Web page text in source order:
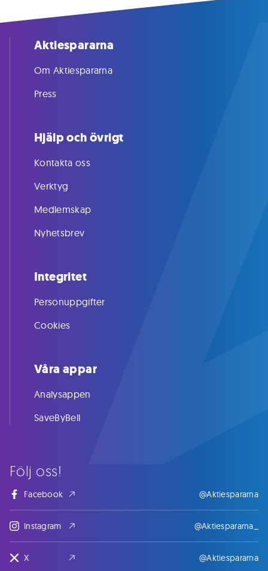
Följ oss!
Facebook @Aktiespararna
Instagram @Aktiespararna_
X @Aktiespararna
Aktiespararna
Om Aktiespararna
Press
Hjälp och övrigt
Kontakta oss
Verktyg
Medlemskap
Nyhetsbrev
Integritet
Personuppgifter
Cookies
Våra appar
Analysappen
SaveByBell